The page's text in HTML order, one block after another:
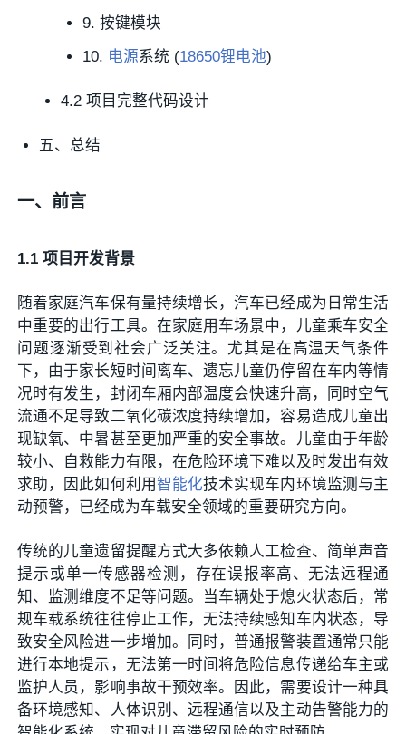
9. 按键模块
10. 电源系统 (18650锂电池)
4.2 项目完整代码设计
五、总结
一、前言
1.1 项目开发背景
随着家庭汽车保有量持续增长，汽车已经成为日常生活
中重要的出行工具。在家庭用车场景中，儿童乘车安全
问题逐渐受到社会广泛关注。尤其是在高温天气条件
下，由于家长短时间离车、遗忘儿童仍停留在车内等情
况时有发生，封闭车厢内部温度会快速升高，同时空气
流通不足导致二氧化碳浓度持续增加，容易造成儿童出
现缺氧、中暑甚至更加严重的安全事故。儿童由于年龄
较小、自救能力有限，在危险环境下难以及时发出有效
求助，因此如何利用智能化技术实现车内环境监测与主
动预警，已经成为车载安全领域的重要研究方向。
传统的儿童遗留提醒方式大多依赖人工检查、简单声音
提示或单一传感器检测，存在误报率高、无法远程通
知、监测维度不足等问题。当车辆处于熄火状态后，常
规车载系统往往停止工作，无法持续感知车内状态，导
致安全风险进一步增加。同时，普通报警装置通常只能
进行本地提示，无法第一时间将危险信息传递给车主或
监护人员，影响事故干预效率。因此，需要设计一种具
备环境感知、人体识别、远程通信以及主动告警能力的